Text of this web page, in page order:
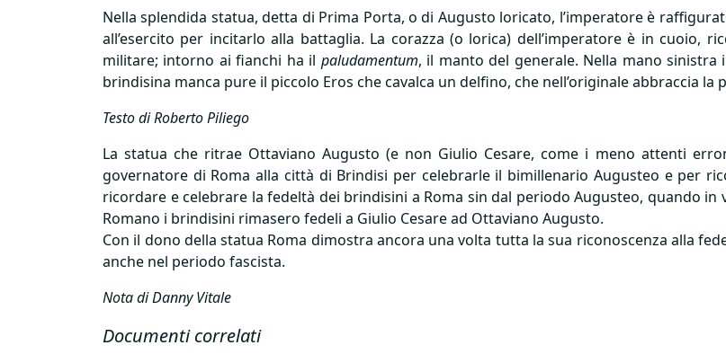
Nella splendida statua, detta di Prima Porta, o di Augusto loricato, l’imperatore è
all’esercito per incitarlo alla battaglia. La corazza (o lorica) dell’imperatore è in cuoio,
militare; intorno ai fianchi ha il paludamentum, il manto del generale. Nella mano
brindisina manca pure il piccolo Eros che cavalca un delfino, che nell’originale abbraccia
Testo di Roberto Piliego
La statua che ritrae Ottaviano Augusto (e non Giulio Cesare, come i meno attenti
governatore di Roma alla città di Brindisi per celebrarle il bimillenario Augusteo e per
ricordare e celebrare la fedeltà dei brindisini a Roma sin dal periodo Augusteo, quando
Romano i brindisini rimasero fedeli a Giulio Cesare ad Ottaviano Augusto.
Con il dono della statua Roma dimostra ancora una volta tutta la sua riconoscenza alla
anche nel periodo fascista.
Nota di Danny Vitale
Documenti correlati